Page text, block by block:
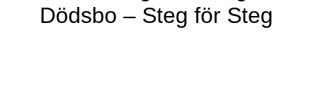
Dödsbo – Steg för Steg